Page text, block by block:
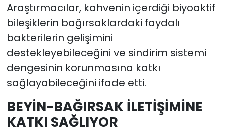
Araştırmacılar, kahvenin içerdiği biyoaktif
bileşiklerin bağırsaklardaki faydalı
bakterilerin gelişimini
destekleyebileceğini ve sindirim sistemi
dengesinin korunmasına katkı
sağlayabileceğini ifade etti.
BEYİN-BAĞIRSAK İLETİŞİMİNE
KATKI SAĞLIYOR